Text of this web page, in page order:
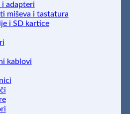
i adapteri
miševa i tastatura
i SD kartice
kablovi